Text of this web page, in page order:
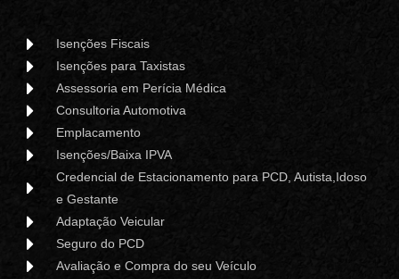
Isenções Fiscais
Isenções para Taxistas
Assessoria em Perícia Médica
Consultoria Automotiva
Emplacamento
Isenções/Baixa IPVA
Credencial de Estacionamento para PCD, Autista,Idoso
e Gestante
Adaptação Veicular
Seguro do PCD
Avaliação e Compra do seu Veículo